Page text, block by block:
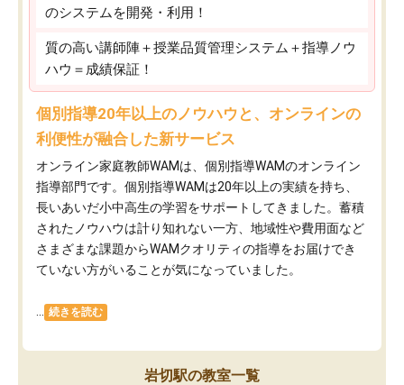
のシステムを開発・利用！
質の高い講師陣＋授業品質管理システム＋指導ノウ
ハウ＝成績保証！
個別指導20年以上のノウハウと、オンラインの
利便性が融合した新サービス
オンライン家庭教師WAMは、個別指導WAMのオンライン
指導部門です。個別指導WAMは20年以上の実績を持ち、
長いあいだ小中高生の学習をサポートしてきました。蓄積
されたノウハウは計り知れない一方、地域性や費用面など
さまざまな課題からWAMクオリティの指導をお届けでき
ていない方がいることが気になっていました。
続きを読む
岩切駅の教室一覧